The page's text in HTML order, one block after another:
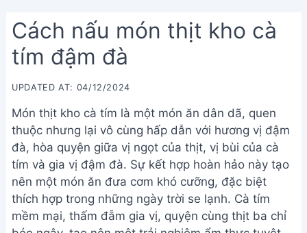
Cách nấu món thịt kho cà
tím đậm đà
UPDATED AT: 04/12/2024
Món thịt kho cà tím là một món ăn dân dã, quen
thuộc nhưng lại vô cùng hấp dẫn với hương vị đậm
đà, hòa quyện giữa vị ngọt của thịt, vị bùi của cà
tím và gia vị đậm đà. Sự kết hợp hoàn hảo này tạo
nên một món ăn đưa cơm khó cưỡng, đặc biệt
thích hợp trong những ngày trời se lạnh. Cà tím
mềm mại, thấm đẫm gia vị, quyện cùng thịt ba chỉ